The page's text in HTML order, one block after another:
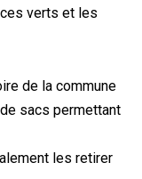
verts et les
de la commune
sacs permettant
les retirer